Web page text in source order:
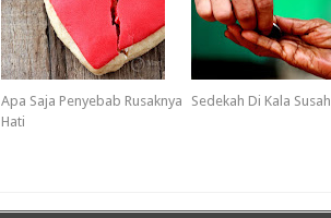
Apa Saja Penyebab Rusaknya
Hati
Sedekah Di Kala Susah